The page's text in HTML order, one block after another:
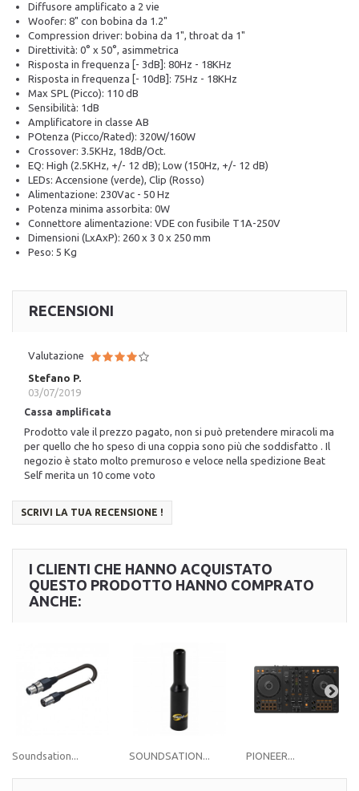
Diffusore amplificato a 2 vie
Woofer: 8" con bobina da 1.2"
Compression driver: bobina da 1", throat da 1"
Direttività: 0° x 50°, asimmetrica
Risposta in frequenza [- 3dB]: 80Hz - 18KHz
Risposta in frequenza [- 10dB]: 75Hz - 18KHz
Max SPL (Picco): 110 dB
Sensibilità: 1dB
Amplificatore in classe AB
POtenza (Picco/Rated): 320W/160W
Crossover: 3.5KHz, 18dB/Oct.
EQ: High (2.5KHz, +/- 12 dB); Low (150Hz, +/- 12 dB)
LEDs: Accensione (verde), Clip (Rosso)
Alimentazione: 230Vac - 50 Hz
Potenza minima assorbita: 0W
Connettore alimentazione: VDE con fusibile T1A-250V
Dimensioni (LxAxP): 260 x 3 0 x 250 mm
Peso: 5 Kg
RECENSIONI
Valutazione
Stefano P.
03/07/2019
Cassa amplificata
Prodotto vale il prezzo pagato, non si può pretendere miracoli ma
per quello che ho speso di una coppia sono più che soddisfatto . Il
negozio è stato molto premuroso e veloce nella spedizione Beat
Self merita un 10 come voto
SCRIVI LA TUA RECENSIONE !
I CLIENTI CHE HANNO ACQUISTATO
QUESTO PRODOTTO HANNO COMPRATO
ANCHE:
Soundsation... SOUNDSATION... PIONEER...